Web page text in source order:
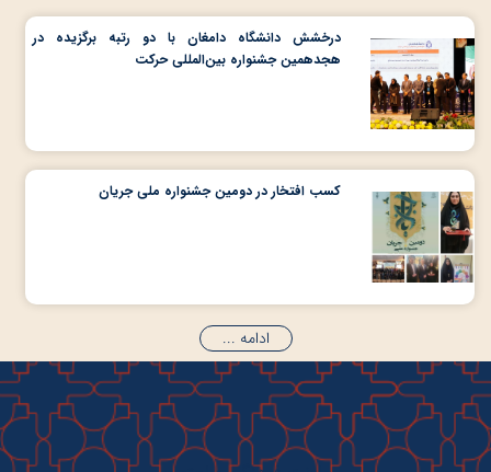
درخشش دانشگاه دامغان با دو رتبه برگزیده در
هجدهمین جشنواره بین‌المللی حرکت
کسب افتخار در دومین جشنواره ملی جریان
ادامه ...